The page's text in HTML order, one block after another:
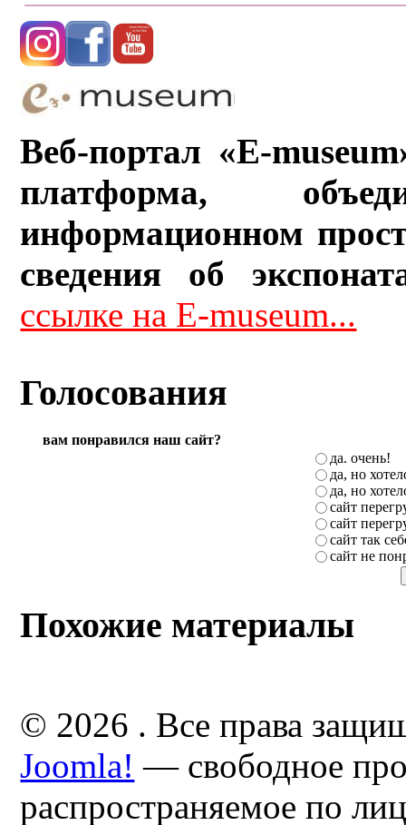
Веб-портал «E-
платформа,
информационном
сведения об
ссылке на E-museum...
Голосования
вам понравился наш сайт?
да. очень!
да, но
да, но
сайт
сайт
сайт так
сайт не
Похожие материалы
© 2026 . Все права
Joomla! — свободное
распространяемое по